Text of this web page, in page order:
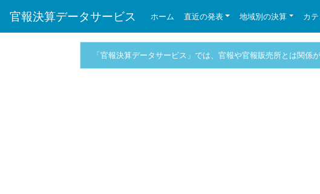
官報決算データサービス ホーム 直近の発表 地域別の決算 カ
「官報決算データサービス」では、官報や官報販売所とは関係